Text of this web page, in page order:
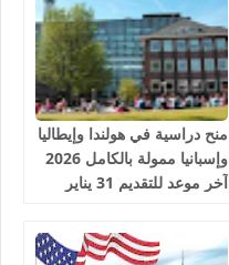
منح دراسية في هولندا وإيطاليا
وإسبانيا ممولة بالكامل 2026
آخر موعد للتقديم 31 يناير